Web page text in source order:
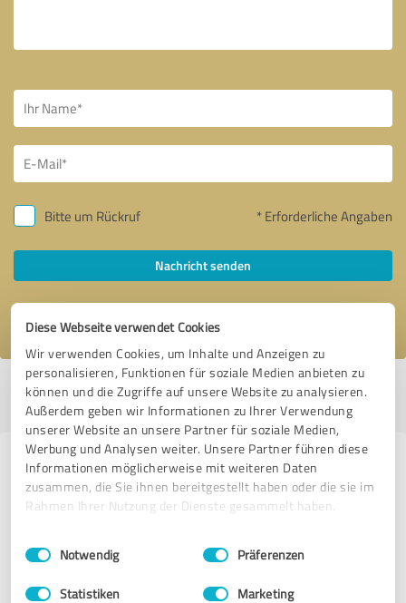
Diese Webseite verwendet Cookies
Wir verwenden Cookies, um Inhalte und Anzeigen zu
personalisieren, Funktionen für soziale Medien anbieten zu
können und die Zugriffe auf unsere Website zu analysieren.
Außerdem geben wir Informationen zu Ihrer Verwendung
unserer Website an unsere Partner für soziale Medien,
Werbung und Analysen weiter. Unsere Partner führen diese
Informationen möglicherweise mit weiteren Daten
zusammen, die Sie ihnen bereitgestellt haben oder die sie im
Rahmen Ihrer Nutzung der Dienste gesammelt haben.
Impressum Datenschutzbestimmungen
Einwilligungsauswahl
Notwendig Präferenzen
Statistiken Marketing
Bitte um Rückruf * Erforderliche Angaben
Nachricht senden
Ich stimme den
Profil aktiv seit 19.02.2021 |Letzte Aktualisierung: 01.07.2024|Profil
melden
Erfahrungen zu weiteren
Anbietern aus dem Bereich
Motoallround